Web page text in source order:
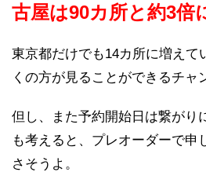
古屋は90カ所と約3倍
東京都だけでも14カ所に増えて
くの方が見ることができるチャ
但し、また予約開始日は繋がり
も考えると、プレオーダーで申
さそうよ。